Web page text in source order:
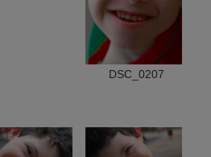
DSC_0207